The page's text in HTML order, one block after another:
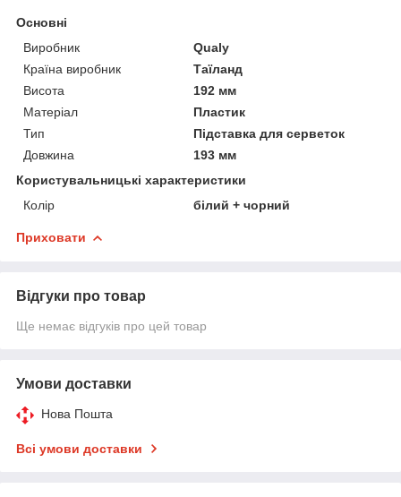
Основні
Виробник
Qualy
Країна виробник
Таїланд
Висота
192 мм
Матеріал
Пластик
Тип
Підставка для серветок
Довжина
193 мм
Користувальницькі характеристики
Колір
білий + чорний
Приховати
Відгуки про товар
Ще немає відгуків про цей товар
Умови доставки
Нова Пошта
Всі умови доставки